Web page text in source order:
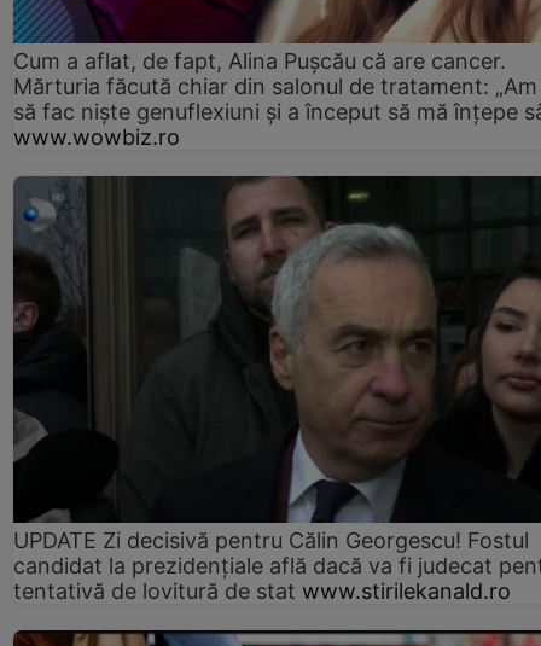
Cum a aflat, de fapt, Alina Pușcău că are cancer.
Mărturia făcută chiar din salonul de tratament:
să fac niște genuflexiuni și a început să mă înțepe
www.wowbiz.ro
UPDATE Zi decisivă pentru Călin Georgescu! Fostul
candidat la prezidențiale află dacă va fi judecat
tentativă de lovitură de stat www.stirilekanald.ro